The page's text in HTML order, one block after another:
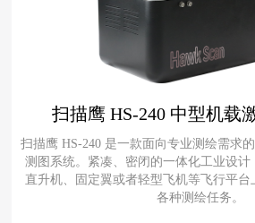
扫描鹰 HS-240 中型机载
扫描鹰 HS-240 是一款面向专业测绘需求
测图系统。紧凑、密闭的一体化工业设
直升机、固定翼或者轻型飞机等飞行平
各种测绘任务。